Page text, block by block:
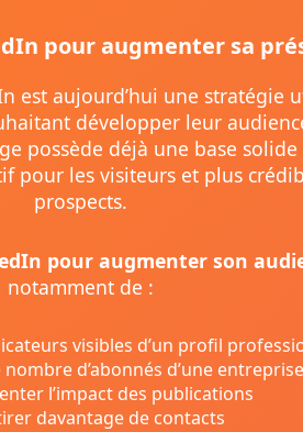
pour augmenter sa
est aujourd’hui une stratégie
développer leur
possède déjà une base solide
pour les visiteurs et plus
prospects.
pour augmenter son
notamment de :
visibles d’un profil
d’abonnés d’une entreprise
l’impact des publications
davantage de contacts